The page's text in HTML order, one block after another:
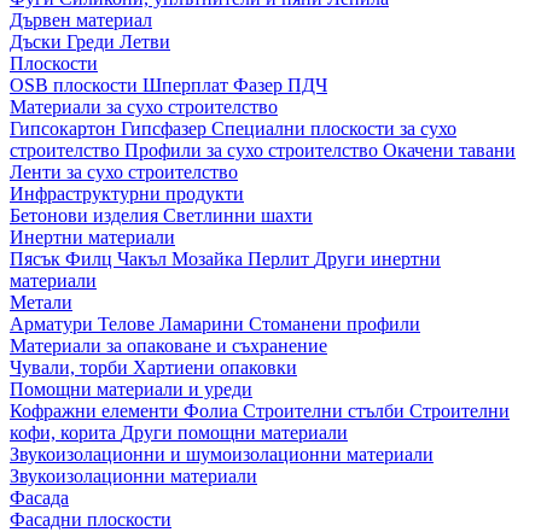
Дървен материал
Дъски Греди Летви
Плоскости
OSB плоскости Шперплат Фазер ПДЧ
Материали за сухо строителство
Гипсокартон Гипсфазер Специални плоскости за сухо
строителство Профили за сухо строителство Окачени тавани
Ленти за сухо строителство
Инфраструктурни продукти
Бетонови изделия Светлинни шахти
Инертни материали
Пясък Филц Чакъл Мозайкa Перлит Други инертни
материали
Метали
Арматури Телове Ламарини Стоманени профили
Материали за опаковане и съхранение
Чували, торби Хартиени опаковки
Помощни материали и уреди
Кофражни елементи Фолиа Строителни стълби Строителни
кофи, корита Други помощни материали
Звукоизолационни и шумоизолационни материали
Звукоизолационни материали
Фасада
Фасадни плоскости